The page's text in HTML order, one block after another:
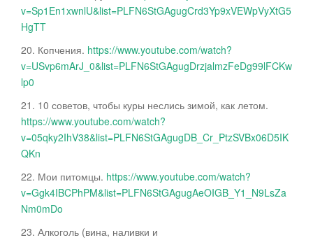
v=Sp1En1xwnlU&list=PLFN6StGAgugCrd3Yp9xVEWpVyXtG5
HgTT
20. Копчения. https://www.youtube.com/watch?
v=USvp6mArJ_0&list=PLFN6StGAgugDrzjalmzFeDg99lFCKw
lp0
21. 10 советов, чтобы куры неслись зимой, как летом.
https://www.youtube.com/watch?
v=05qky2IhV38&list=PLFN6StGAgugDB_Cr_PtzSVBx06D5IK
QKn
22. Мои питомцы. https://www.youtube.com/watch?
v=Ggk4IBCPhPM&list=PLFN6StGAgugAeOIGB_Y1_N9LsZa
Nm0mDo
23. Алкоголь (вина, наливки и